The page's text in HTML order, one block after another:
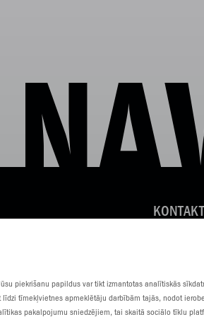
piekrišanu papildus var tikt izmantotas analītiskās
tīmekļvietnes apmeklētāju darbībām tajās, nodot
pakalpojumu sniedzējiem, tai skaitā sociālo tīklu